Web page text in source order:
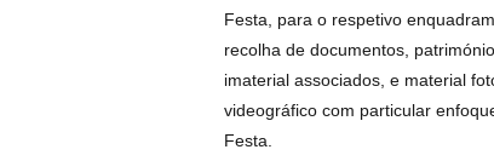
Festa, para o respetivo
recolha de documentos,
imaterial associados, e material
videográfico com particular
Festa.